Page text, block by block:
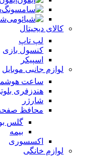
کالای دیجیتال
لپ تاپ
کنسول بازی
اسپیکر
لوازم جانبی موبایل
ساعت
هندزفری
شارژر
محافظ
گلس
بیمه
اکسسوری
لوازم خانگی